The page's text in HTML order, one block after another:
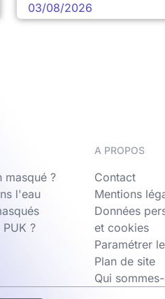
03/08/2026
masqué ?
l'eau
?
A PROPOS
Contact
Mentions
Données
et cookies
Paramétrer
Plan de site
Qui